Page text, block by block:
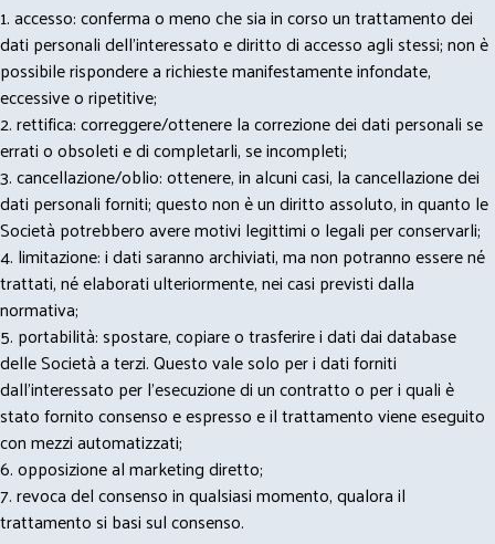
1. accesso: conferma o meno che sia in corso un trattamento dei
dati personali dell’interessato e diritto di accesso agli stessi; non è
possibile rispondere a richieste manifestamente infondate,
eccessive o ripetitive;
2. rettifica: correggere/ottenere la correzione dei dati personali se
errati o obsoleti e di completarli, se incompleti;
3. cancellazione/oblio: ottenere, in alcuni casi, la cancellazione dei
dati personali forniti; questo non è un diritto assoluto, in quanto le
Società potrebbero avere motivi legittimi o legali per conservarli;
4. limitazione: i dati saranno archiviati, ma non potranno essere né
trattati, né elaborati ulteriormente, nei casi previsti dalla
normativa;
5. portabilità: spostare, copiare o trasferire i dati dai database
delle Società a terzi. Questo vale solo per i dati forniti
dall’interessato per l’esecuzione di un contratto o per i quali è
stato fornito consenso e espresso e il trattamento viene eseguito
con mezzi automatizzati;
6. opposizione al marketing diretto;
7. revoca del consenso in qualsiasi momento, qualora il
trattamento si basi sul consenso.